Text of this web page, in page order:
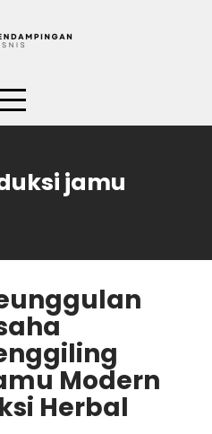
jamu
Modern
Herbal